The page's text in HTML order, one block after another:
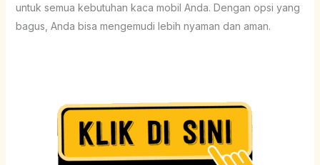
untuk semua kebutuhan kaca mobil Anda. Dengan opsi yang
bagus, Anda bisa mengemudi lebih nyaman dan aman.